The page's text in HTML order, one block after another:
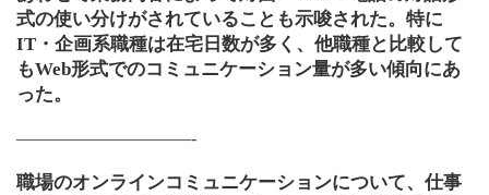
式の使い分けがされていることも示唆された。特に
IT・企画系職種は在宅日数が多く、他職種と比較して
もWeb形式でのコミュニケーション量が多い傾向にあ
った。
——————————-
職場のオンラインコミュニケーションについて、仕事